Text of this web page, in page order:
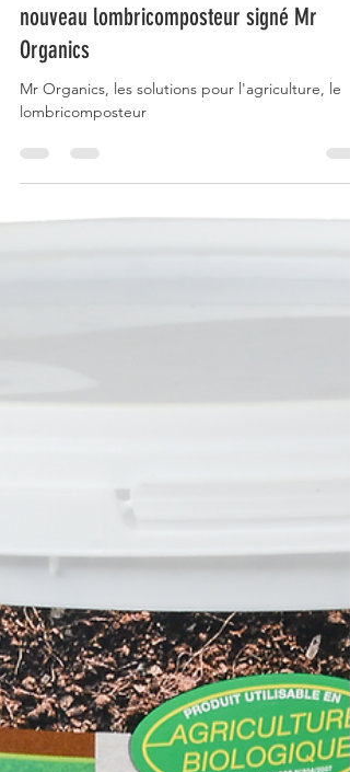
yvongoujon
28 juin 2023
0 min de lecture
ToulEco présente le Compost Up, le
nouveau lombricomposteur signé Mr